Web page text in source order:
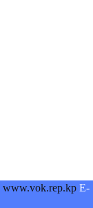
www.vok.rep.kp E-